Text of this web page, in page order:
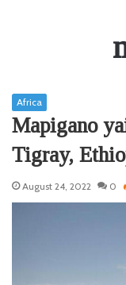
Africa
Mapigano
Tigray,
August 24, 2022 0